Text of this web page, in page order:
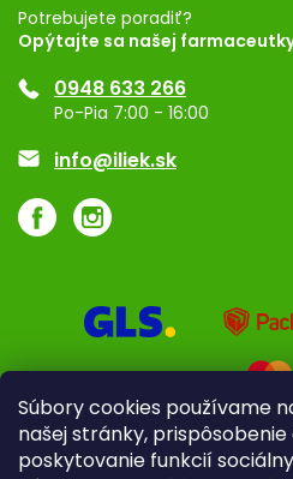
Súbory cookies používame
našej stránky,
poskytovanie funkcií
Registrácia
Ponuka pre firmy
Značky
Potrebujete poradiť?
Opýtajte sa našej
0948 633 266
Po-Pia 7:00 - 16:00
info@iliek.sk